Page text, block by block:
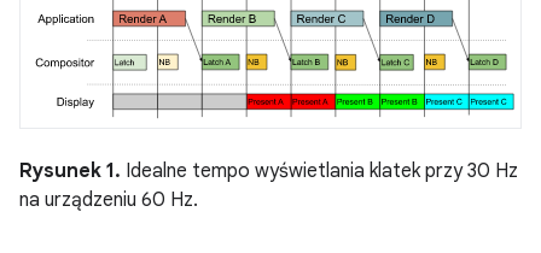
Rysunek 1. Idealne tempo wyświetlania klatek przy 30 Hz
na urządzeniu 60 Hz.